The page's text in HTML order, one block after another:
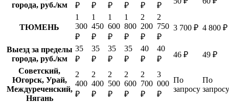
города, руб./км
₽
₽
₽
₽
₽
₽
ТЮМЕНЬ
1
300
₽
1
450
₽
1
600
₽
1
800
₽
2
200
₽
2
750
₽
3 700 ₽ 4 800 ₽
Выезд за пределы
города, руб./км
35
₽
35
₽
35
₽
35
₽
40
₽
40
₽
46 ₽
49 ₽
Советский,
Югорск, Урай,
Междуреченский,
Нягань
2
400
₽
2
400
₽
2
500
₽
2
600
₽
2
700
₽
3
000
₽
По
запросу
По
запросу